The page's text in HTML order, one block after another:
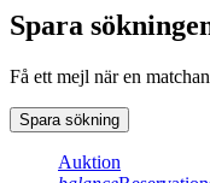
Spara
Få ett mejl när en
Spara sökning
Auktion